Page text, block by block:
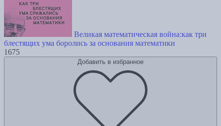
Великая математическая война:как три
блестящих ума боролись за основания математики
1675
Добавить в избранное